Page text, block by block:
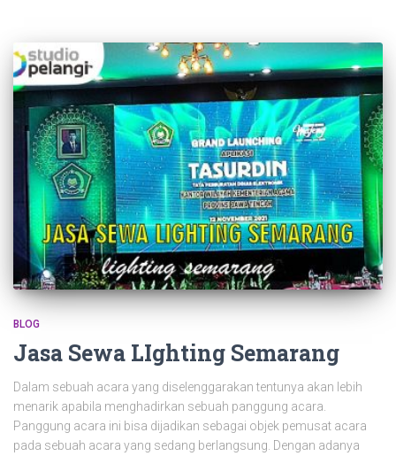
BLOG
Jasa Sewa LIghting Semarang
Dalam sebuah acara yang diselenggarakan tentunya akan lebih
menarik apabila menghadirkan sebuah panggung acara.
Panggung acara ini bisa dijadikan sebagai objek pemusat acara
pada sebuah acara yang sedang berlangsung. Dengan adanya